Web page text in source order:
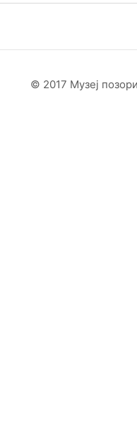
© 2017 Музеј